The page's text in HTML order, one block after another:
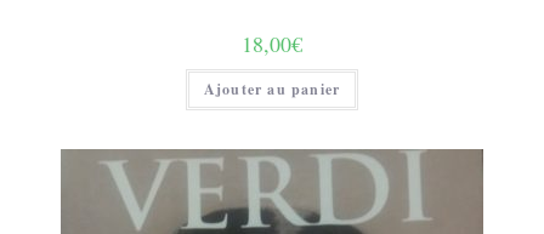
18,00€
Ajouter au panier